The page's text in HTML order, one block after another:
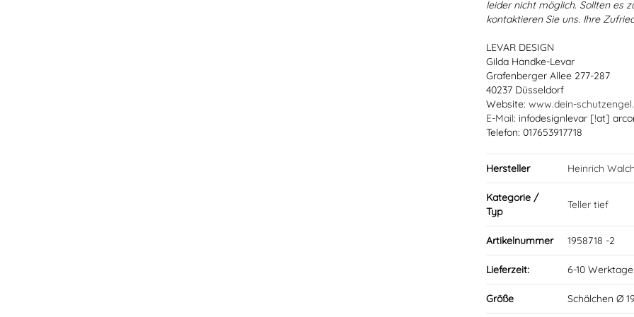
leider nicht möglich. Sollten es
kontaktieren Sie uns. Ihre
LEVAR DESIGN
Gilda Handke-Levar
Grafenberger Allee 277-287
40237 Düsseldorf
Website: www.dein-
E-Mail: infodesignlevar [!at]
Telefon: 017653917718
Hersteller Heinrich
Kategorie /
Typ
Teller tief
Artikelnummer 1958718 -2
Lieferzeit: 6-10 Werktage
Größe Schälchen Ø